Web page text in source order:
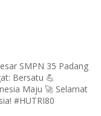
SMPN 35 Padang
Bersatu 💪
Maju 🚀 Selamat
#HUTRI80